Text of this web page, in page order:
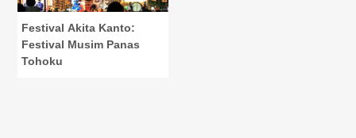
Festival Akita Kanto:
Festival Musim Panas
Tohoku